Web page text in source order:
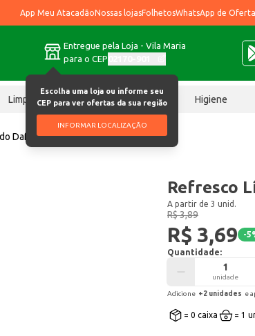
App Meu AtacadãoNossas lojasFolhetosWhatsApp de
Entregue pela Loja - Vila Maria
para o CEP
Escolha uma loja ou informe seu
CEP para ver ofertas da sua região
INFORMAR LOCALIZAÇÃO
Limpeza Chocolates Higiene
Dafruta Laranja 1L
Refresco
A partir de 3 unid.
R$ 3,89
R$ 3,69 -5
Quantidade:
unidade
Adicione +2 unidades e
= 0 caixa = 1